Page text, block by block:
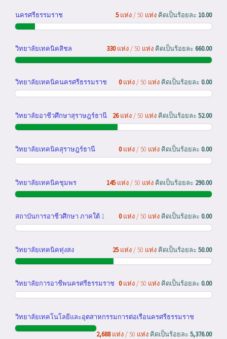
นครศรีธรรมราช
5แห่ง / 50 แห่ง คิดเป็นร้อยละ 10.00
วิทยาลัยเทคนิคสิชล 330แห่ง / 50 แห่ง คิดเป็นร้อยละ 660.00
วิทยาลัยเทคนิคนครศรีธรรมราช 0แห่ง / 50 แห่ง คิดเป็นร้อยละ 0.00
วิทยาลัยอาชีวศึกษาสุราษฎร์ธานี 26แห่ง / 50 แห่ง คิดเป็นร้อยละ 52.00
วิทยาลัยเทคนิคสุราษฎร์ธานี 0แห่ง / 50 แห่ง คิดเป็นร้อยละ 0.00
วิทยาลัยเทคนิคชุมพร 145แห่ง / 50 แห่ง คิดเป็นร้อยละ 290.00
สถาบันการอาชีวศึกษา ภาคใต้ 1 0แห่ง / 50 แห่ง คิดเป็นร้อยละ 0.00
วิทยาลัยเทคนิคทุ่งสง 25แห่ง / 50 แห่ง คิดเป็นร้อยละ 50.00
วิทยาลัยการอาชีพนครศรีธรรมราช 0แห่ง / 50 แห่ง คิดเป็นร้อยละ 0.00
วิทยาลัยเทคโนโลยีและอุตสาหกรรมการต่อเรือนครศรีธรรมราช
2,688แห่ง / 50 แห่ง คิดเป็นร้อยละ 5,376.00